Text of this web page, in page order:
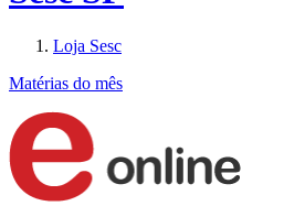
Loja Sesc
Matérias do mês